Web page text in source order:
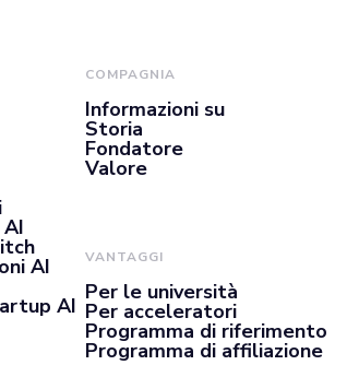
AI
AI
COMPAGNIA
Informazioni su
Storia
Fondatore
Valore
VANTAGGI
Per le università
Per acceleratori
Programma di riferimento
Programma di affiliazione